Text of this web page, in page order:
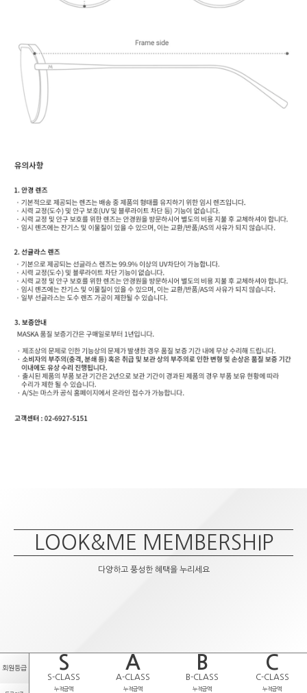
LOOK&ME MEMBERSHIP
다양하고 풍성한 혜택을 누리세요
회원등급 S A B C
S-CLASS A-CLASS B-CLASS C-CLASS
누적금액 누적금액 누적금액 누적금액